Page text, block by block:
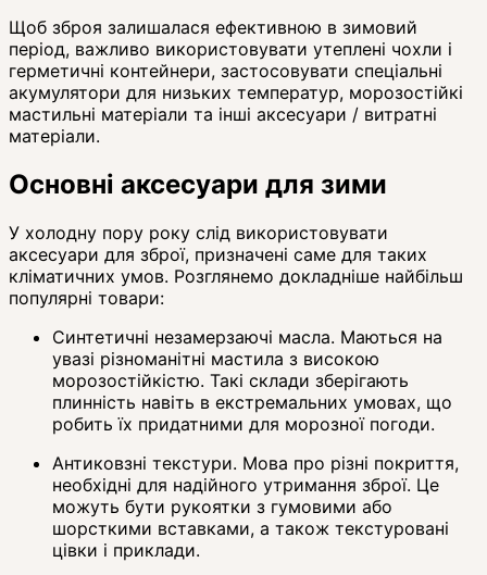
Щоб зброя залишалася ефективною в зимовий
період, важливо використовувати утеплені чохли і
герметичні контейнери, застосовувати спеціальні
акумулятори для низьких температур, морозостійкі
мастильні матеріали та інші аксесуари / витратні
матеріали.
Основні аксесуари для зими
У холодну пору року слід використовувати
аксесуари для зброї, призначені саме для таких
кліматичних умов. Розглянемо докладніше найбільш
популярні товари:
Синтетичні незамерзаючі масла. Маються на
увазі різноманітні мастила з високою
морозостійкістю. Такі склади зберігають
плинність навіть в екстремальних умовах, що
робить їх придатними для морозної погоди.
Антиковзні текстури. Мова про різні покриття,
необхідні для надійного утримання зброї. Це
можуть бути рукоятки з гумовими або
шорсткими вставками, а також текстуровані
цівки і приклади.